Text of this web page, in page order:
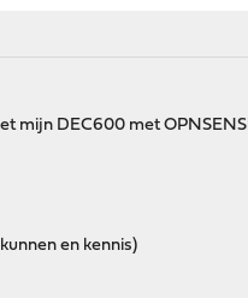
mijn DEC600 met
en kennis)